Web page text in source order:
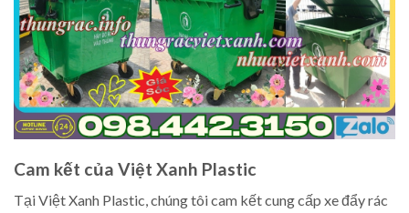
Cam kết của Việt Xanh Plastic
Tại Việt Xanh Plastic, chúng tôi cam kết cung cấp xe đẩy rác